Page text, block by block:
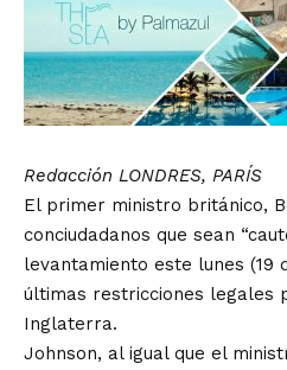
Redacción LONDRES, PARÍS
El primer ministro británico,
conciudadanos que sean
levantamiento este lunes (19
últimas restricciones legales
Inglaterra.
Johnson, al igual que el